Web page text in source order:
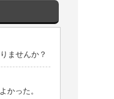
ませんか？
かった。